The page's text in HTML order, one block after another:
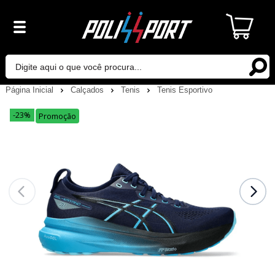
Página Inicial Calçados Tenis Tenis Esportivo
-23% Promoção